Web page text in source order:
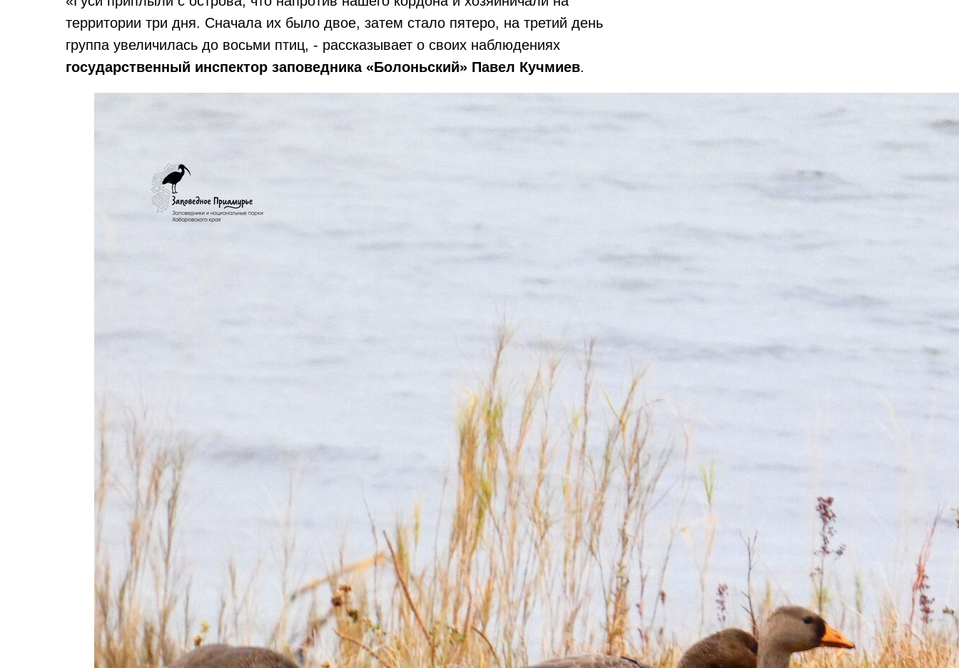
территории три дня. Сначала их было двое, затем стало пятеро, на третий день
группа увеличилась до восьми птиц, - рассказывает о своих наблюдениях
государственный инспектор заповедника «Болоньский» Павел Кучмиев.